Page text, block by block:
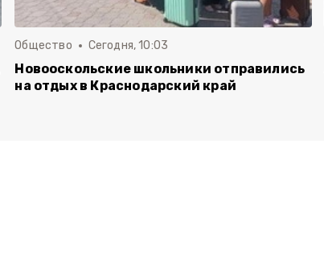
Общество Сегодня, 10:03
Новооскольские школьники отправились
на отдых в Краснодарский край